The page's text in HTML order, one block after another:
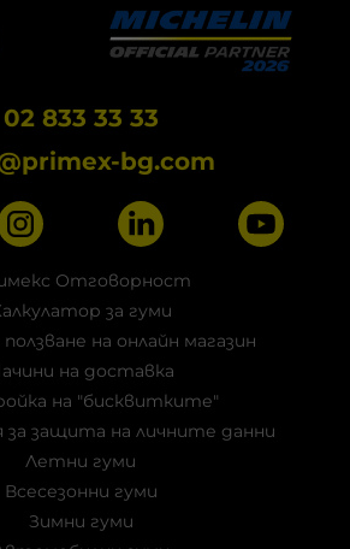
02 833 33 33
bg.com
Отговорност
за гуми
ползване на онлайн магазин
на доставка
на "бисквитките"
защита на личните данни
Летни гуми
Всесезонни гуми
Зимни гуми